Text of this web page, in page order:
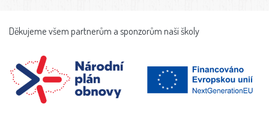
Děkujeme všem partnerům a sponzorům naší školy